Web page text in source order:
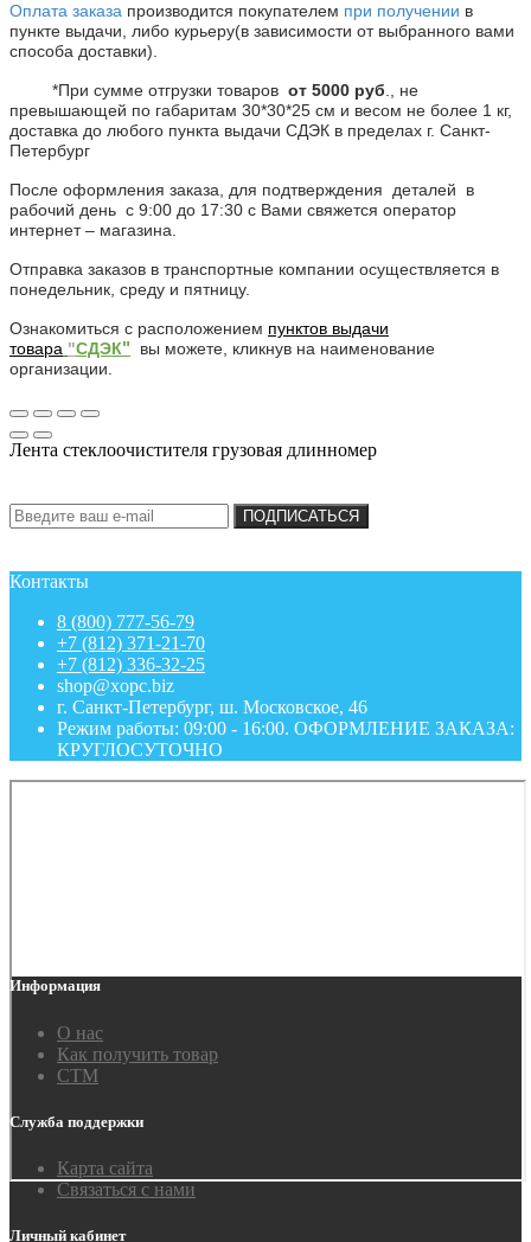
Оплата заказа производится покупателем при получении в
пункте выдачи, либо курьеру(в зависимости от выбранного вами
способа доставки).
*При сумме отгрузки товаров от 5000 руб., не
превышающей по габаритам 30*30*25 см и весом не более 1 кг,
доставка до любого пункта выдачи СДЭК в пределах г. Санкт-
Петербург
После оформления заказа, для подтверждения деталей в
рабочий день с 9:00 до 17:30 с Вами свяжется оператор
интернет – магазина.
Отправка заказов в транспортные компании осуществляется в
понедельник, среду и пятницу.
Ознакомиться с расположением пунктов выдачи
товара "СДЭК"
вы можете, кликнув на наименование
организации.
Лента стеклоочистителя грузовая длинномер
ПОДПИСАТЬСЯ
Контакты
8 (800) 777-56-79
+7 (812) 371-21-70
+7 (812) 336-32-25
shop@xopc.biz
г. Санкт-Петербург, ш. Московское, 46
Режим работы: 09:00 - 16:00. ОФОРМЛЕНИЕ ЗАКАЗА:
КРУГЛОСУТОЧНО
Информация
О нас
Как получить товар
СТМ
Служба поддержки
Карта сайта
Связаться с нами
Личный кабинет